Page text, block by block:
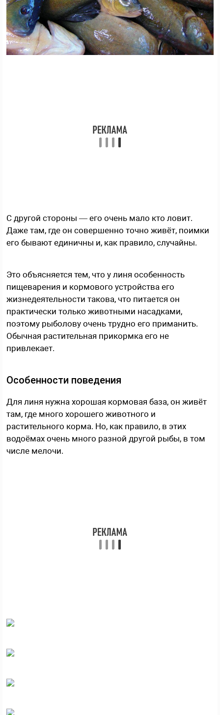
С другой стороны — его очень мало кто ловит.
Даже там, где он совершенно точно живёт, поимки
его бывают единичны и, как правило, случайны.
Это объясняется тем, что у линя особенность
пищеварения и кормового устройства его
жизнедеятельности такова, что питается он
практически только животными насадками,
поэтому рыболову очень трудно его приманить.
Обычная растительная прикормка его не
привлекает.
Особенности поведения
Для линя нужна хорошая кормовая база, он живёт
там, где много хорошего животного и
растительного корма. Но, как правило, в этих
водоёмах очень много разной другой рыбы, в том
числе мелочи.